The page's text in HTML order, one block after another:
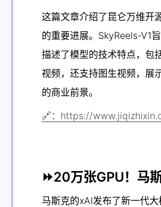
这篇文章介绍了昆仑万维开
的重要进展。SkyReels-V1
描述了模型的技术特点，包
视频，还支持图生视频，展
的商业前景。
🔗：https://
⏩20万张GPU！马
马斯克的xAI发布了新一代